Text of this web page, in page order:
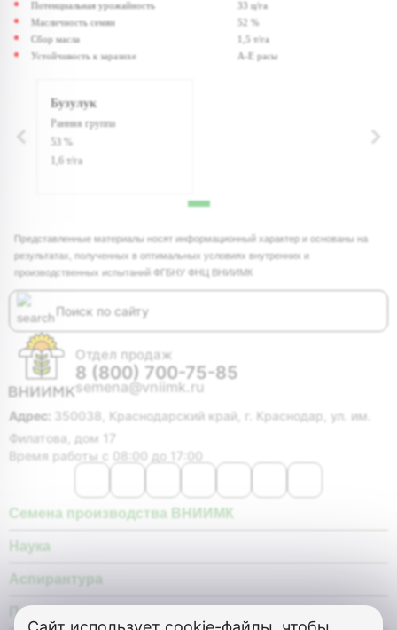
Потенциальная урожайность
33 ц/га
Масличность семян
52 %
Сбор масла
1,5 т/га
Устойчивость к заразихе
A-E расы
Бузулук
Ранняя группа
53 %
1,6 т/га
Представленные материалы носят информационный характер и основаны на
результатах, полученных в оптимальных условиях внутренних и
производственных испытаний ФГБНУ ФНЦ ВНИИМК
Отдел продаж
8 (800) 700-75-85
semena@vniimk.ru
Адрес: 350038, Краснодарский край, г. Краснодар, ул. им.
Филатова, дом 17
Время работы с 08:00 до 17:00
Семена производства ВНИИМК
Наука
Аспирантура
Покупателю